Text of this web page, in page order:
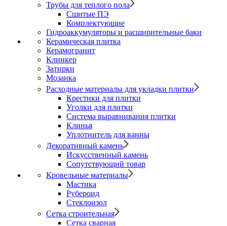
Трубы для теплого пола
Сшитые ПЭ
Комплектующие
Гидроаккумуляторы и расширительные баки
Керамическая плитка
Керамогранит
Клинкер
Затирки
Мозаика
Расходные материалы для укладки плитки
Крестики для плитки
Уголки для плитки
Система выравнивания плитки
Клинья
Уплотнитель для ванны
Декоративный камень
Искусственный камень
Сопутствующий товар
Кровельные материалы
Мастика
Рубероид
Стеклоизол
Сетка строительная
Сетка сварная